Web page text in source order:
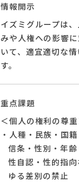
情報開示
イズミグループは
みや人権への影響
いて、適宜適切な
す。
重点課題
＜個人の権利の尊重
・人種・民族・国
信条・性別・年齢
性自認・性的指
ゆる差別の禁止